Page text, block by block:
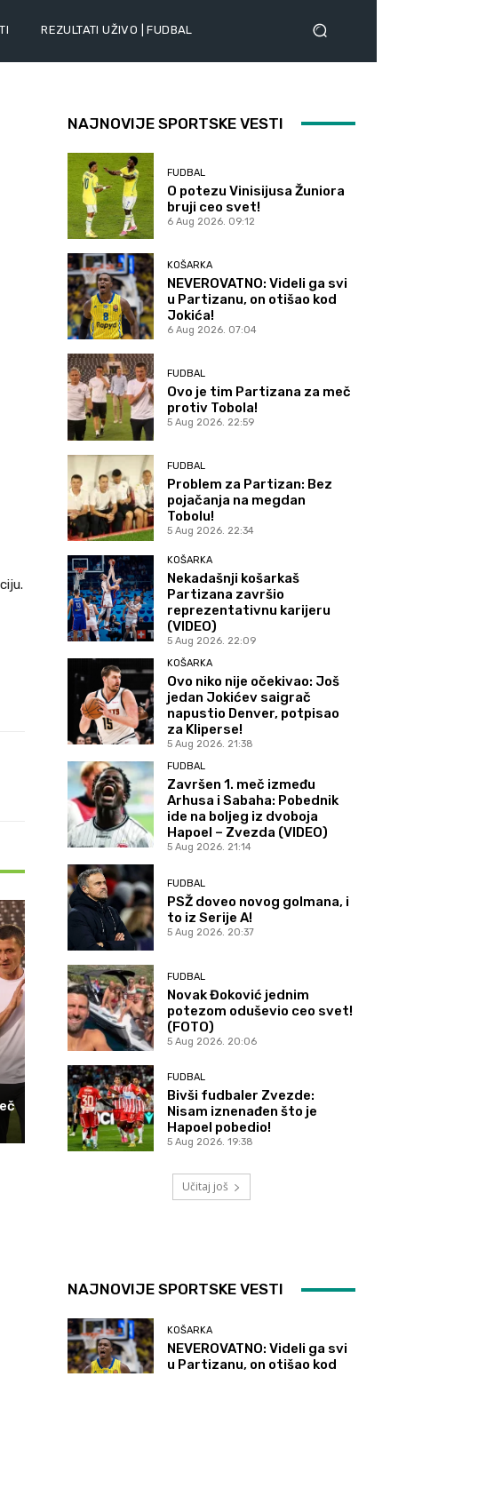
REZULTATI UŽIVO | FUDBAL
NAJNOVIJE SPORTSKE VESTI
FUDBAL
O potezu Vinisijusa Žuniora
bruji ceo svet!
6 Aug 2026. 09:12
KOŠARKA
NEVEROVATNO: Videli ga svi
u Partizanu, on otišao kod
Jokića!
6 Aug 2026. 07:04
FUDBAL
Ovo je tim Partizana za meč
protiv Tobola!
5 Aug 2026. 22:59
FUDBAL
Problem za Partizan: Bez
pojačanja na megdan
Tobolu!
5 Aug 2026. 22:34
KOŠARKA
Nekadašnji košarkaš
Partizana završio
reprezentativnu karijeru
(VIDEO)
5 Aug 2026. 22:09
KOŠARKA
Ovo niko nije očekivao: Još
jedan Jokićev saigrač
napustio Denver, potpisao
za Kliperse!
5 Aug 2026. 21:38
FUDBAL
Završen 1. meč između
Arhusa i Sabaha: Pobednik
ide na boljeg iz dvoboja
Hapoel – Zvezda (VIDEO)
5 Aug 2026. 21:14
FUDBAL
PSŽ doveo novog golmana, i
to iz Serije A!
5 Aug 2026. 20:37
FUDBAL
Novak Đoković jednim
potezom oduševio ceo svet!
(FOTO)
5 Aug 2026. 20:06
FUDBAL
Bivši fudbaler Zvezde:
Nisam iznenađen što je
Hapoel pobedio!
5 Aug 2026. 19:38
Učitaj još